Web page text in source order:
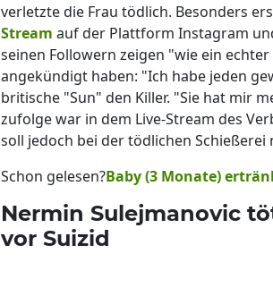
verletzte die Frau tödlich. Besonders
Stream auf der Plattform Instagram
seinen Followern zeigen "wie ein echter
angekündigt haben: "Ich habe jeden
britische "Sun" den Killer. "Sie hat mir
zufolge war in dem Live-Stream des
soll jedoch bei der tödlichen
Schon gelesen?Baby (3 Monate)
Nermin Sulejmanovic
vor Suizid